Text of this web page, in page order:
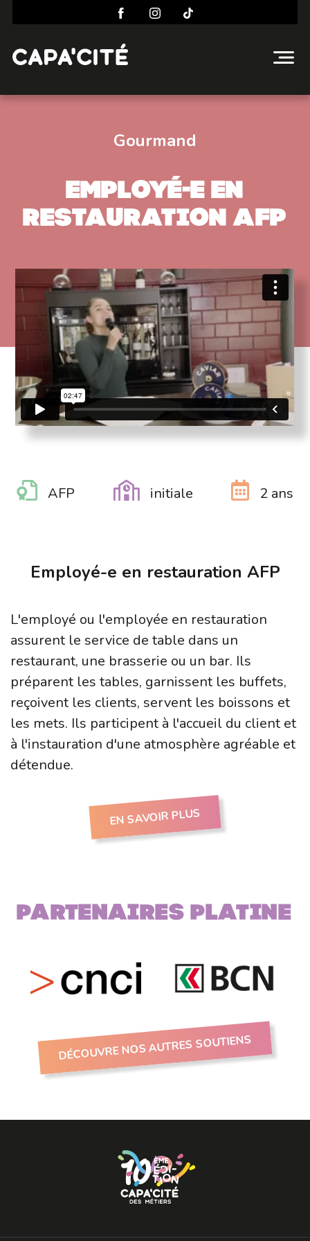
Gourmand
Employé-e en
restauration AFP
AFP initiale 2 ans
Employé-e en restauration AFP
L'employé ou l'employée en restauration
assurent le service de table dans un
restaurant, une brasserie ou un bar. Ils
préparent les tables, garnissent les buffets,
reçoivent les clients, servent les boissons et
les mets. Ils participent à l'accueil du client et
à l'instauration d'une atmosphère agréable et
détendue.
EN SAVOIR PLUS
Partenaires PLATINE
DÉCOUVRE NOS AUTRES SOUTIENS